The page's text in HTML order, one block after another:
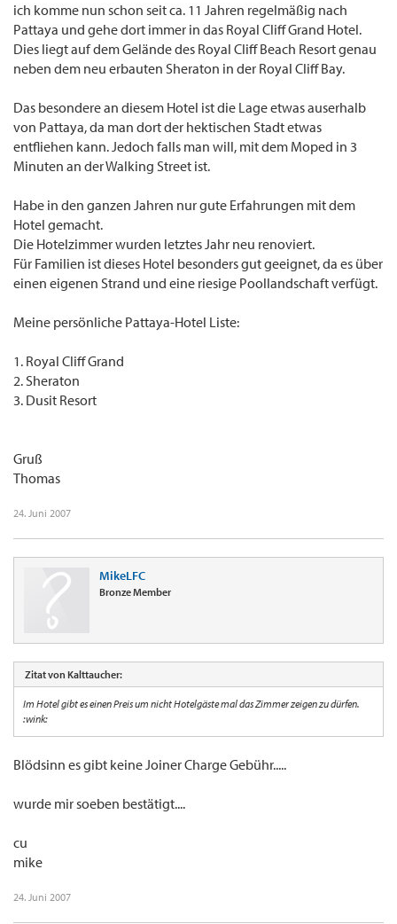
ich komme nun schon seit ca. 11 Jahren regelmäßig nach
Pattaya und gehe dort immer in das Royal Cliff Grand Hotel.
Dies liegt auf dem Gelände des Royal Cliff Beach Resort genau
neben dem neu erbauten Sheraton in der Royal Cliff Bay.
Das besondere an diesem Hotel ist die Lage etwas auserhalb
von Pattaya, da man dort der hektischen Stadt etwas
entfliehen kann. Jedoch falls man will, mit dem Moped in 3
Minuten an der Walking Street ist.
Habe in den ganzen Jahren nur gute Erfahrungen mit dem
Hotel gemacht.
Die Hotelzimmer wurden letztes Jahr neu renoviert.
Für Familien ist dieses Hotel besonders gut geeignet, da es über
einen eigenen Strand und eine riesige Poollandschaft verfügt.
Meine persönliche Pattaya-Hotel Liste:
1. Royal Cliff Grand
2. Sheraton
3. Dusit Resort
Gruß
Thomas
24. Juni 2007
MikeLFC
Bronze Member
Zitat von Kalttaucher:
Im Hotel gibt es einen Preis um nicht Hotelgäste mal das Zimmer zeigen zu dürfen.
:wink:
Blödsinn es gibt keine Joiner Charge Gebühr.....
wurde mir soeben bestätigt....
cu
mike
24. Juni 2007